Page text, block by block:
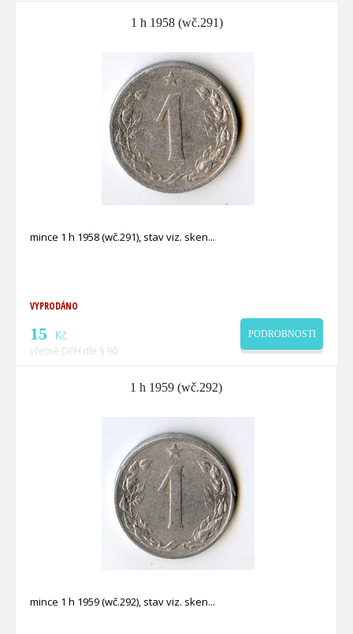
1 h 1958 (wč.291)
mince 1 h 1958 (wč.291), stav viz. sken
VYPRODÁNO
15 Kč
včetně DPH dle § 90
PODROBNOSTI
1 h 1959 (wč.292)
mince 1 h 1959 (wč.292), stav viz. sken